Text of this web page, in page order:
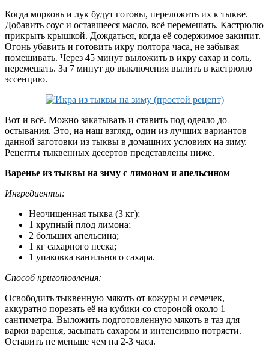
Когда морковь и лук будут готовы, переложить их к тыкве.
Добавить соус и оставшееся масло, всё перемешать. Кастрюлю
прикрыть крышкой. Дождаться, когда её содержимое закипит.
Огонь убавить и готовить икру полтора часа, не забывая
помешивать. Через 45 минут выложить в икру сахар и соль,
перемешать. За 7 минут до выключения вылить в кастрюлю
эссенцию.
Вот и всё. Можно закатывать и ставить под одеяло до
остывания. Это, на наш взгляд, один из лучших вариантов
данной заготовки из тыквы в домашних условиях на зиму.
Рецепты тыквенных десертов представлены ниже.
Варенье из тыквы на зиму с лимоном и апельсином
Ингредиенты:
Неочищенная тыква (3 кг);
1 крупный плод лимона;
2 больших апельсина;
1 кг сахарного песка;
1 упаковка ванильного сахара.
Способ приготовления:
Освободить тыквенную мякоть от кожуры и семечек,
аккуратно порезать её на кубики со стороной около 1
сантиметра. Выложить подготовленную мякоть в таз для
варки варенья, засыпать сахаром и интенсивно потрясти.
Оставить не меньше чем на 2-3 часа.